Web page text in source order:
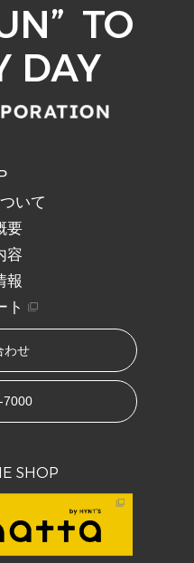
” TO
DAY
いて
要
容
報
ト
わせ
7000
SHOP